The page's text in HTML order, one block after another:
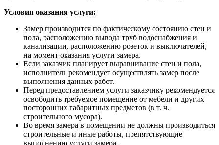
Условия оказания услуги:
Замер производится по фактическому состоянию стен и
пола, расположению вывода труб водоснабжения и
канализации, расположению розеток и выключателей,
на момент оказания услуги замера.
Если заказчик планирует выравнивание стен и пола,
исполнитель рекомендует осуществлять замер после
выполнения данных работ.
Перед предоставлением услуги заказчику рекомендуется
освободить требуемое помещение от мебели и других
посторонних габаритных предметов (в т. ч.
строительного мусора).
Во время замера в помещении не должны производиться
строительные и иные работы, препятствующие
выполнению услуги замера.